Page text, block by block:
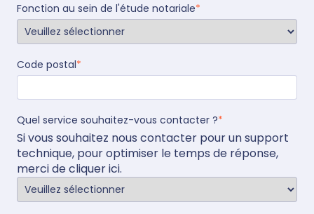
Fonction au sein de l'étude notariale*
Code postal*
Quel service souhaitez-vous contacter ?*
Si vous souhaitez nous contacter pour un support
technique, pour optimiser le temps de réponse,
merci decliquer ici.